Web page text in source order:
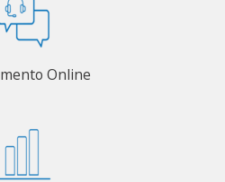
Online